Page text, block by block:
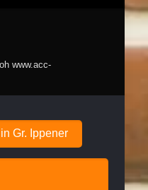
www.acc-
Gr. Ippener